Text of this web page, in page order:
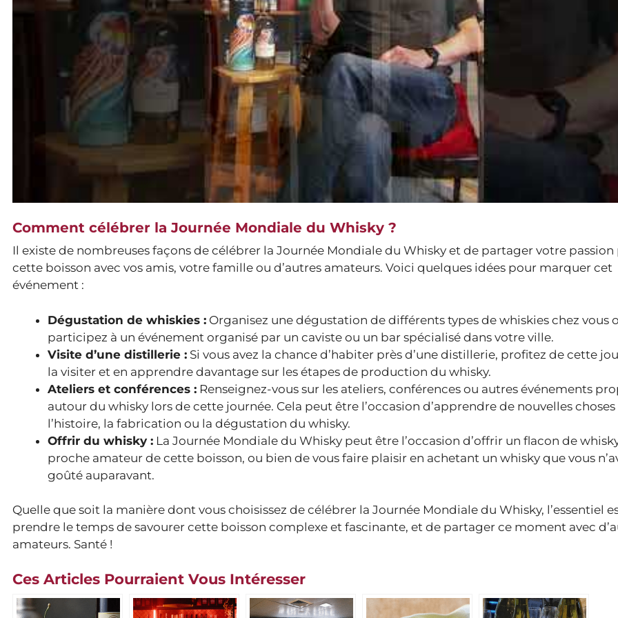
Comment célébrer la Journée Mondiale du Whisky ?
Il existe de nombreuses façons de célébrer la Journée Mondiale du Whisky et de partager votre passion
cette boisson avec vos amis, votre famille ou d’autres amateurs. Voici quelques idées pour marquer cet
événement :
Dégustation de whiskies : Organisez une dégustation de différents types de whiskies chez vous
participez à un événement organisé par un caviste ou un bar spécialisé dans votre ville.
Visite d’une distillerie : Si vous avez la chance d’habiter près d’une distillerie, profitez de cette
la visiter et en apprendre davantage sur les étapes de production du whisky.
Ateliers et conférences : Renseignez-vous sur les ateliers, conférences ou autres événements
autour du whisky lors de cette journée. Cela peut être l’occasion d’apprendre de nouvelles choses
l’histoire, la fabrication ou la dégustation du whisky.
Offrir du whisky : La Journée Mondiale du Whisky peut être l’occasion d’offrir un flacon de
proche amateur de cette boisson, ou bien de vous faire plaisir en achetant un whisky que vous
goûté auparavant.
Quelle que soit la manière dont vous choisissez de célébrer la Journée Mondiale du Whisky, l’essentiel
prendre le temps de savourer cette boisson complexe et fascinante, et de partager ce moment avec
amateurs. Santé !
Ces Articles Pourraient Vous Intéresser